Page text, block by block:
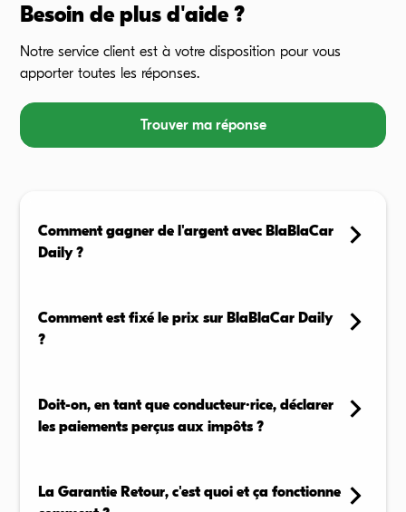
Besoin de plus d'aide ?
Notre service client est à votre disposition pour vous
apporter toutes les réponses.
Trouver ma réponse
Comment gagner de l'argent avec BlaBlaCar
Daily ?
trajets réguliers sur l'application et recevoir une
compensation pour chaque passager transporté,
Comment est fixé le prix sur BlaBlaCar Daily
?
est automatiquement calculé par l’application, selon
la distance, la politique tarifaire locale, et les
Doit-on, en tant que conducteur·rice, déclarer
les paiements perçus aux impôts ?
BlaBlaCar Daily pour des trajets en covoiturage
correspond au partage de frais entre particuliers. Ce
La Garantie Retour, c'est quoi et ça fonctionne